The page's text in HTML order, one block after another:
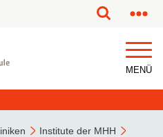
MENÜ
Institute der MHH